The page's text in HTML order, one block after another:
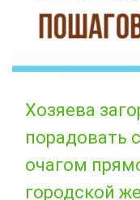
Хозяева
порадовать
очагом
городской